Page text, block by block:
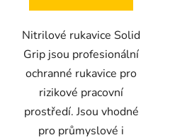
Nitrilové rukavice Solid
Grip jsou profesionální
ochranné rukavice pro
rizikové pracovní
prostředí. Jsou vhodné
pro průmyslové i